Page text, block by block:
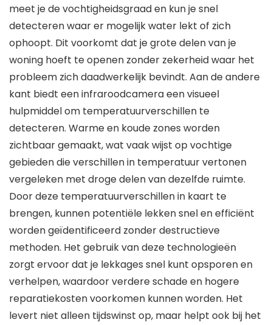
meet je de vochtigheidsgraad en kun je snel
detecteren waar er mogelijk water lekt of zich
ophoopt. Dit voorkomt dat je grote delen van je
woning hoeft te openen zonder zekerheid waar het
probleem zich daadwerkelijk bevindt. Aan de andere
kant biedt een infraroodcamera een visueel
hulpmiddel om temperatuurverschillen te
detecteren. Warme en koude zones worden
zichtbaar gemaakt, wat vaak wijst op vochtige
gebieden die verschillen in temperatuur vertonen
vergeleken met droge delen van dezelfde ruimte.
Door deze temperatuurverschillen in kaart te
brengen, kunnen potentiële lekken snel en efficiënt
worden geïdentificeerd zonder destructieve
methoden. Het gebruik van deze technologieën
zorgt ervoor dat je lekkages snel kunt opsporen en
verhelpen, waardoor verdere schade en hogere
reparatiekosten voorkomen kunnen worden. Het
levert niet alleen tijdswinst op, maar helpt ook bij het